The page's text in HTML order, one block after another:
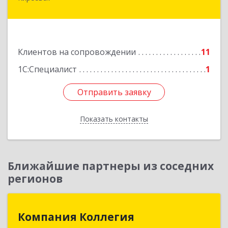
Клиентов на сопровождении
11
1С:Специалист
1
Отправить заявку
Показать контакты
Отправить заявку
Назад
Ближайшие партнеры из соседних
регионов
Компания Коллегия